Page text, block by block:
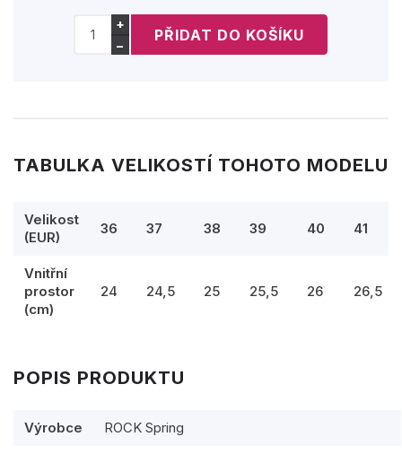
+
−
TABULKA VELIKOSTÍ TOHOTO MODELU
Velikost
(EUR)
36 37 38 39 40 41
Vnitřní
prostor
(cm)
24 24,5 25 25,5 26 26,5
POPIS PRODUKTU
Výrobce ROCK Spring